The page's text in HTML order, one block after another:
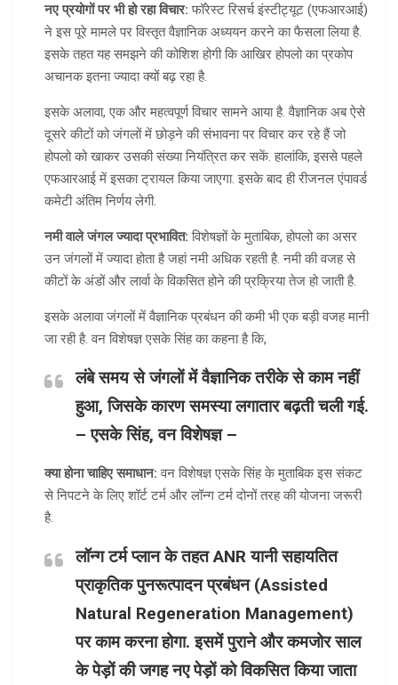
नए प्रयोगों पर भी हो रहा विचार: फॉरेस्ट रिसर्च इंस्टीट्यूट (एफआरआई)
ने इस पूरे मामले पर विस्तृत वैज्ञानिक अध्ययन करने का फैसला लिया है.
इसके तहत यह समझने की कोशिश होगी कि आखिर होपलो का प्रकोप
अचानक इतना ज्यादा क्यों बढ़ रहा है.
इसके अलावा, एक और महत्वपूर्ण विचार सामने आया है. वैज्ञानिक अब ऐसे
दूसरे कीटों को जंगलों में छोड़ने की संभावना पर विचार कर रहे हैं जो
होपलो को खाकर उसकी संख्या नियंत्रित कर सकें. हालांकि, इससे पहले
एफआरआई में इसका ट्रायल किया जाएगा. इसके बाद ही रीजनल एंपावर्ड
कमेटी अंतिम निर्णय लेगी.
नमी वाले जंगल ज्यादा प्रभावित:विशेषज्ञों के मुताबिक, होपलो का असर
उन जंगलों में ज्यादा होता है जहां नमी अधिक रहती है. नमी की वजह से
कीटों के अंडों और लार्वा के विकसित होने की प्रक्रिया तेज हो जाती है.
इसके अलावा जंगलों में वैज्ञानिक प्रबंधन की कमी भी एक बड़ी वजह मानी
जा रही है. वन विशेषज्ञ एसके सिंह का कहना है कि,
लंबे समय से जंगलों में वैज्ञानिक तरीके से काम नहीं
हुआ, जिसके कारण समस्या लगातार बढ़ती चली गई.
– एसके सिंह, वन विशेषज्ञ –
क्या होना चाहिए समाधान:वन विशेषज्ञ एसके सिंह के मुताबिक इस संकट
से निपटने के लिए शॉर्ट टर्म और लॉन्ग टर्म दोनों तरह की योजना जरूरी
है.
लॉन्ग टर्म प्लानके तहत ANR यानी सहायतित
प्राकृतिक पुनरूत्पादन प्रबंधन (Assisted
Natural Regeneration Management)
पर काम करना होगा. इसमें पुराने और कमजोर साल
के पेड़ों की जगह नए पेड़ों को विकसित किया जाता